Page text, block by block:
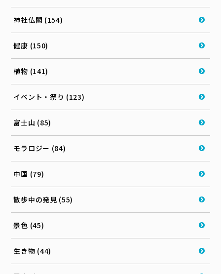
神社仏閣 (154)
健康 (150)
植物 (141)
イベント・祭り (123)
富士山 (85)
モラロジー (84)
中国 (79)
散歩中の発見 (55)
景色 (45)
生き物 (44)